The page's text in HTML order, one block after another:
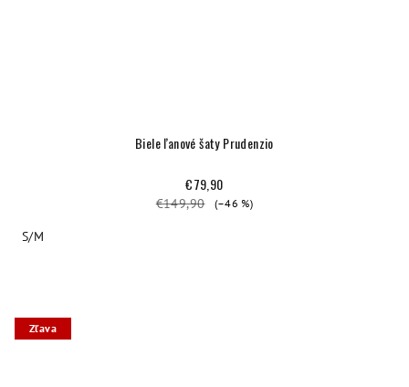
Biele ľanové šaty Prudenzio
€79,90
€149,90 (–46 %)
S/M
Zľava